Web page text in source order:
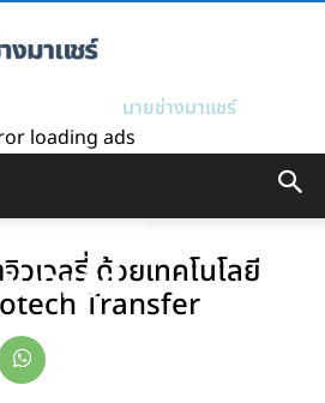
นายช่างมาแชร์
loading ads
เวลรี่ ด้วยเทคโนโลยี
Transfer